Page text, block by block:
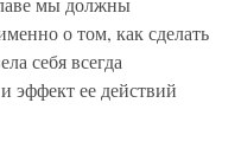
о том, как сделать
себя всегда
эффект ее действий